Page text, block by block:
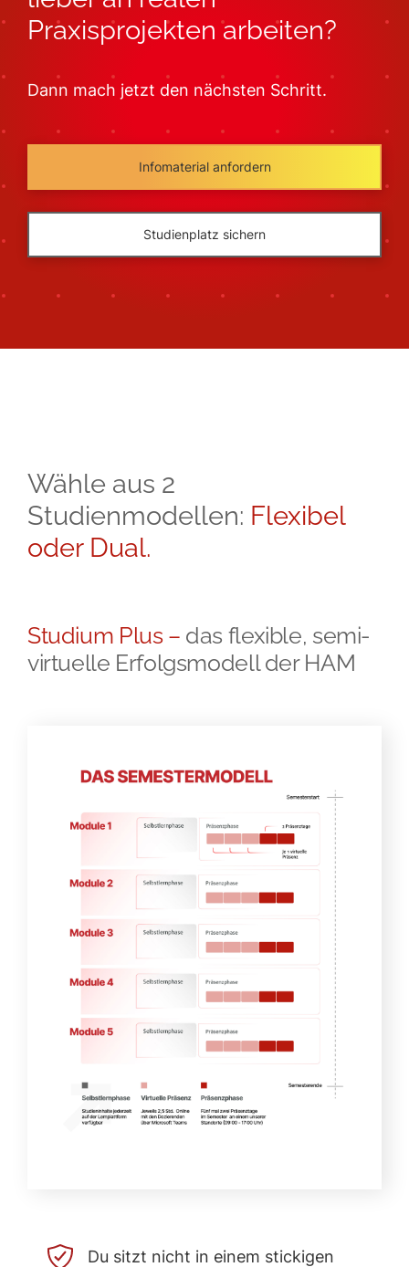
Praxisprojekten arbeiten?
Dann mach jetzt den nächsten Schritt.
Infomaterial anfordern
Studienplatz sichern
Wähle aus 2
Studienmodellen: Flexibel
oder Dual.
Studium Plus – das flexible, semi-
virtuelle Erfolgsmodell der HAM
Du sitzt nicht in einem stickigen